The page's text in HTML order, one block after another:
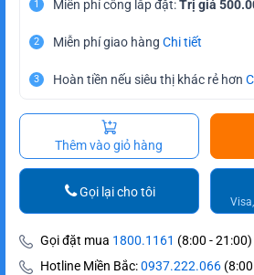
1 Miễn phí công lắp đặt:Trị giá
2 Miễn phí giao hàng Chi tiết
3 Hoàn tiền nếu siêu thị khác rẻ hơn
Thêm vào giỏ hàng
Gọi lại cho tôi
Gọi đặt mua 1800.1161 (8:00 - 21:00)
Hotline Miền Bắc:0937.222.066